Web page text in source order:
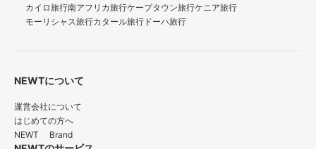
カイロ旅行南アフリカ旅行ケープタウン旅行ケニア旅行
モーリシャス旅行カタール旅行 ドーハ旅行
NEWTについて
運営会社について
はじめての方へ
NEWT Brand